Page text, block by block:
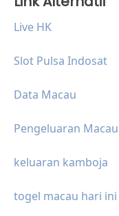
Live HK
Slot Pulsa Indosat
Data Macau
Pengeluaran Macau
keluaran kamboja
togel macau hari ini